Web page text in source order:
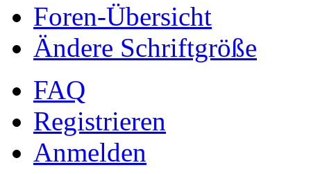
Foren-Übersicht
Ändere Schriftgröße
FAQ
Registrieren
Anmelden